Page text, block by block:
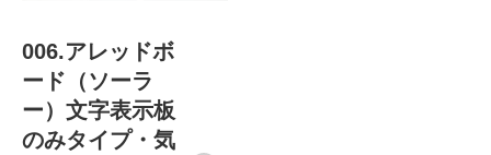
006.アレッドボ
ード（ソーラ
ー）文字表示板
のみタイプ・気